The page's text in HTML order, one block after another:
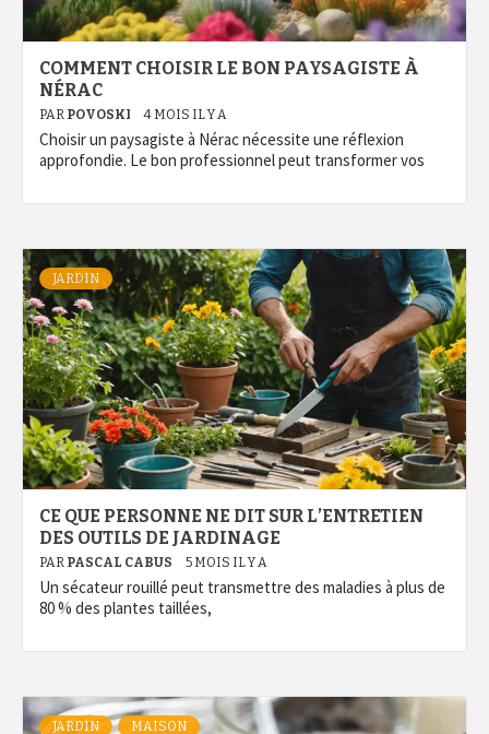
COMMENT CHOISIR LE BON PAYSAGISTE À
NÉRAC
PAR POVOSKI 4 MOIS IL Y A
Choisir un paysagiste à Nérac nécessite une réflexion
approfondie. Le bon professionnel peut transformer vos
JARDIN
CE QUE PERSONNE NE DIT SUR L’ENTRETIEN
DES OUTILS DE JARDINAGE
PAR PASCAL CABUS 5 MOIS IL Y A
Un sécateur rouillé peut transmettre des maladies à plus de
80 % des plantes taillées,
JARDIN MAISON